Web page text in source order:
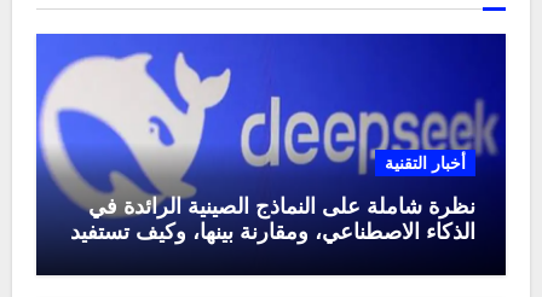
أخبار التقنية
نظرة شاملة على النماذج الصينية الرائدة في
الذكاء الاصطناعي، ومقارنة بينها، وكيف تستفيد